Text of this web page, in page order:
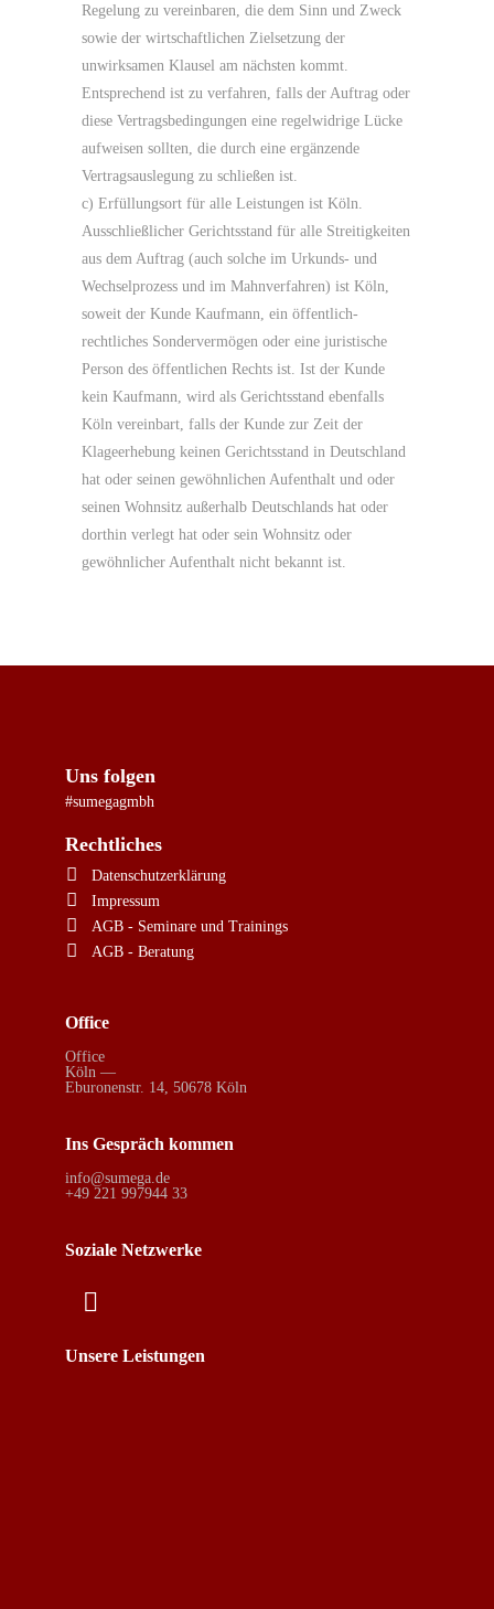
Regelung zu vereinbaren, die dem Sinn und Zweck
sowie der wirtschaftlichen Zielsetzung der
unwirksamen Klausel am nächsten kommt.
Entsprechend ist zu verfahren, falls der Auftrag oder
diese Vertragsbedingungen eine regelwidrige Lücke
aufweisen sollten, die durch eine ergänzende
Vertragsauslegung zu schließen ist.
c) Erfüllungsort für alle Leistungen ist Köln.
Ausschließlicher Gerichtsstand für alle Streitigkeiten
aus dem Auftrag (auch solche im Urkunds- und
Wechselprozess und im Mahnverfahren) ist Köln,
soweit der Kunde Kaufmann, ein öffentlich-
rechtliches Sondervermögen oder eine juristische
Person des öffentlichen Rechts ist. Ist der Kunde
kein Kaufmann, wird als Gerichtsstand ebenfalls
Köln vereinbart, falls der Kunde zur Zeit der
Klageerhebung keinen Gerichtsstand in Deutschland
hat oder seinen gewöhnlichen Aufenthalt und oder
seinen Wohnsitz außerhalb Deutschlands hat oder
dorthin verlegt hat oder sein Wohnsitz oder
gewöhnlicher Aufenthalt nicht bekannt ist.
Uns folgen
#sumegagmbh
Rechtliches
Datenschutzerklärung
Impressum
AGB - Seminare und Trainings
AGB - Beratung
Office
Office
Köln —
Eburonenstr. 14, 50678 Köln
Ins Gespräch kommen
info@sumega.de
+49 221 997944 33
Soziale Netzwerke
Unsere Leistungen